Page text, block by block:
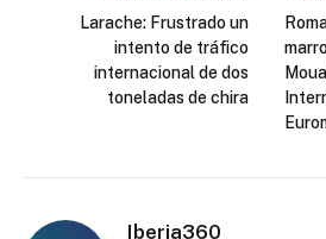
Larache: Frustrado un
intento de tráfico
internacional de dos
toneladas de chira
Iberia360